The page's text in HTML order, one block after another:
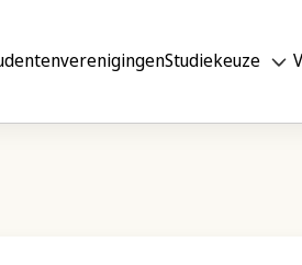
Studiekeuze